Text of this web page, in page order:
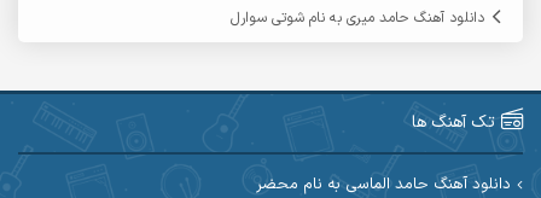
آرین صیادی
آرین مریدی
دانلود آهنگ حامد میری به نام شوتی سوارل
تک آهنگ ها
دانلود آهنگ حامد الماسی به نام محضر